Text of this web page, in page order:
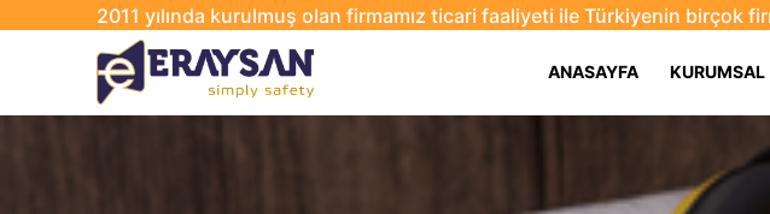
2011 yılında kurulmuş olan firmamız ticari faaliyeti ile Türkiyenin birçok
ANASAYFA KURUMSAL